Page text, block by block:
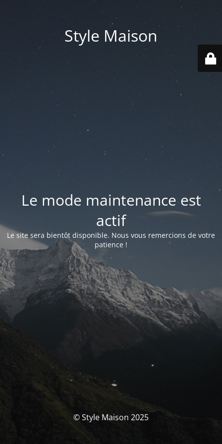
Style Maison
Le mode maintenance est
actif
Le site sera bientôt disponible. Nous vous remercions de votre
patience !
© Style Maison 2025